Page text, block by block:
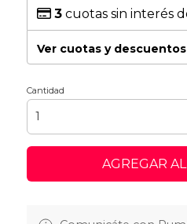
3cuotas sin interés
Ver cuotas y descuentos
Cantidad
AGREGAR